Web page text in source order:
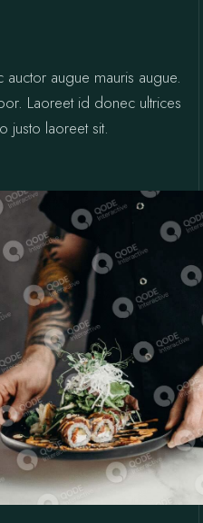
augue mauris augue.
Laoreet id donec ultrices
justo laoreet sit.